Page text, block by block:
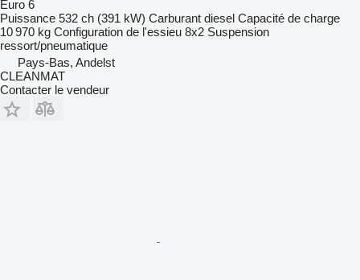
Euro 6
Puissance 532 ch (391 kW) Carburant diesel Capacité de charge
10 970 kg Configuration de l'essieu 8x2 Suspension
ressort/pneumatique
Pays-Bas, Andelst
CLEANMAT
Contacter le vendeur